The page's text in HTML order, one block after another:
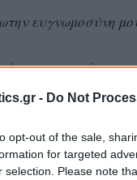
- Do Not
opt-out of the sale,
for targeted
selection. Please note
ευγνωμοσύνη
νικητές και
συκροτήσουν το
Χατζημάρκο